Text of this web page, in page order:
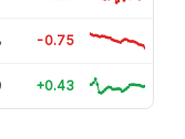
-0.75
+0.43